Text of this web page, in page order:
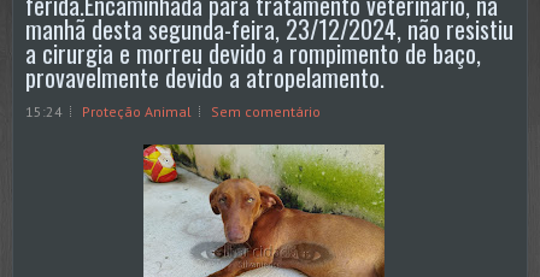
manhã desta segunda-feira, 23/12/2024, não resistiu
a cirurgia e morreu devido a rompimento de baço,
provavelmente devido a atropelamento.
15:24 Proteção Animal Sem comentário